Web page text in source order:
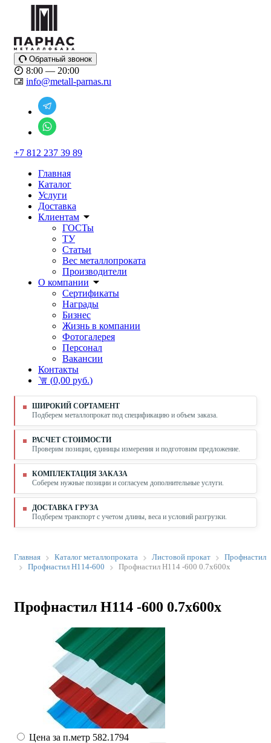
Обратный звонок
8:00 — 20:00
info@metall-parnas.ru
+7 812 237 39 89
Главная
Каталог
Услуги
Доставка
Клиентам
ГОСТы
ТУ
Статьи
Вес металлопроката
Производители
О компании
Сертификаты
Награды
Бизнес
Жизнь в компании
Фотогалерея
Персонал
Вакансии
Контакты
(0,00 руб.)
ШИРОКИЙ СОРТАМЕНТ
Подберем металлопрокат под спецификацию и объем заказа.
РАСЧЕТ СТОИМОСТИ
Проверим позиции, единицы измерения и подготовим предложение.
КОМПЛЕКТАЦИЯ ЗАКАЗА
Соберем нужные позиции и согласуем дополнительные услуги.
ДОСТАВКА ГРУЗА
Подберем транспорт с учетом длины, веса и условий разгрузки.
Главная Каталог металлопроката Листовой прокат
Профнастил
Профнастил Н114-600
Профнастил Н114 -600 0.7х600х
Профнастил Н114 -600 0.7х600х
Цена за п.метр 582.1794